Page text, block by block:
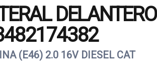
DELANTERO
(E46) 2.0 16V DIESEL CAT